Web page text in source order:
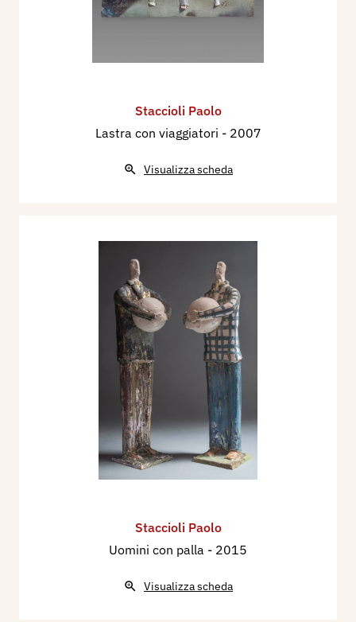
Staccioli Paolo
Lastra con viaggiatori - 2007
Visualizza scheda
Staccioli Paolo
Uomini con palla - 2015
Visualizza scheda